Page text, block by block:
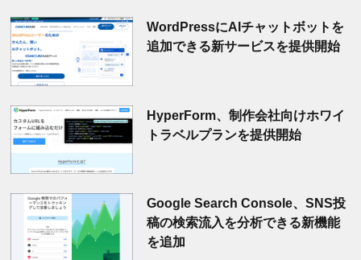
WordPressにAIチャットボットを
追加できる新サービスを提供開始
HyperForm、制作会社向けホワイ
トラベルプランを提供開始
Google Search Console、SNS投
稿の検索流入を分析できる新機能
を追加